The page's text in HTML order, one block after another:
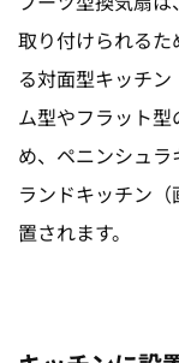
取り付けられる
る対面型キッチ
ム型やフラット
め、 ペニンシュラ
ランドキッチン
置されます。